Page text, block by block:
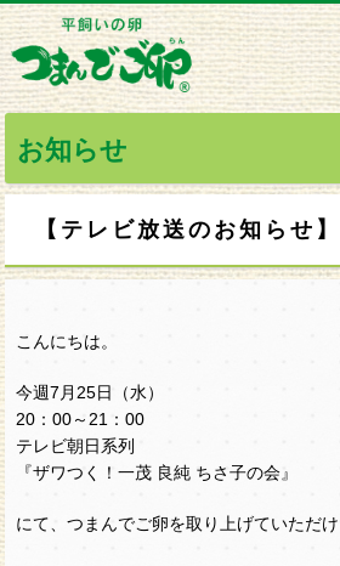
お知らせ
【テレビ放送のお知らせ】
こんにちは。
今週7月25日（水）
20：00～21：00
テレビ朝日系列
『ザワつく！一茂 良純 ちさ子の会』
にて、つまんでご卵を取り上げていただけ